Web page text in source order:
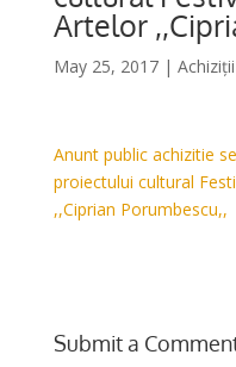
Artelor
May 25, 2017| Achiziții
Anunt public achizitie
proiectului cultural
,,Ciprian Porumbescu,,
Submit a